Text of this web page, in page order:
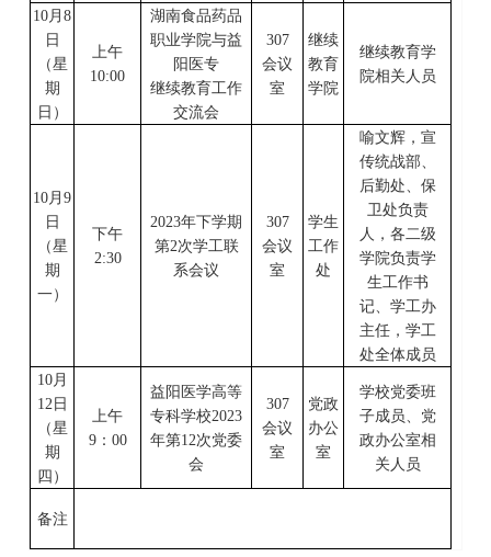
10 月8
日
（星
期
日）
上午
10:00
湖南食品药品
职业学院与益
阳医专
继续教育工作
交流会
307
会议
室
继续
教育
学院
继续教育学
院相关人员
10 月9
日
（星
期
一）
下午
2:30
2023年下学期
第2次学工联
系会议
307
会议
室
学生
工作
处
喻文辉，宣
传统战部、
后勤处、保
卫处负责
人，各二级
学院负责学
生工作书
记、学工办
主任，学工
处全体成员
10月
12 日
（星
期
四 ）
上午
9： 00
益阳医学高等
专科学校2023
年第12次党委
会
307
会议
室
党政
办公
室
学校党委班
子成员 、党
政办公室相
关人员
备注